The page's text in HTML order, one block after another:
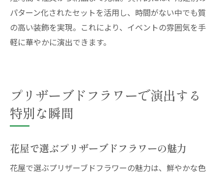
パターン化されたセットを活用し、時間がない中でも質
の高い装飾を実現。これにより、イベントの雰囲気を手
軽に華やかに演出できます。
プリザーブドフラワーで演出する
特別な瞬間
花屋で選ぶプリザーブドフラワーの魅力
花屋で選ぶプリザーブドフラワーの魅力は、鮮やかな色